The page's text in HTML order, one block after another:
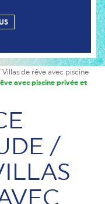
Villas de rêve avec piscine
avec piscine privée et
/